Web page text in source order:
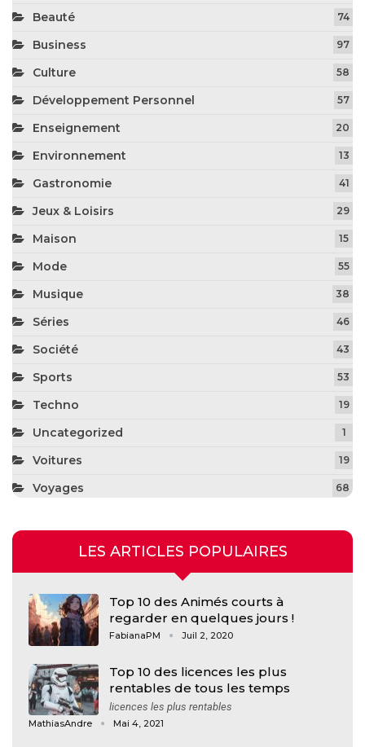
Beauté 74
Business 97
Culture 58
Développement Personnel 57
Enseignement 20
Environnement 13
Gastronomie 41
Jeux & Loisirs 29
Maison 15
Mode 55
Musique 38
Séries 46
Société 43
Sports 53
Techno 19
Uncategorized 1
Voitures 19
Voyages 68
LES ARTICLES POPULAIRES
Top 10 des Animés courts à
regarder en quelques jours !
FabianaPM Juil 2, 2020
Top 10 des licences les plus
rentables de tous les temps
licences les plus rentables
MathiasAndre Mai 4, 2021